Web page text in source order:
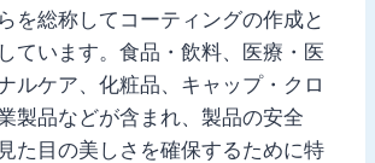
を総称してコーティングの作成と
ています。食品・飲料、医療・医
ルケア、化粧品、キャップ・クロ
製品などが含まれ、製品の安全
た目の美しさを確保するために特